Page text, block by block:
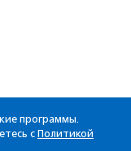
программы.
с Политикой